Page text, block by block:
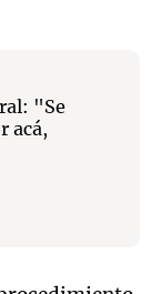
"Se
acá,